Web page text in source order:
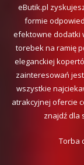
eButik.pl
formie
efektowne dodatki
torebek na ramię
eleganckiej
zainteresowań
wszystkie
atrakcyjnej ofercie
znajdź dla
Torba